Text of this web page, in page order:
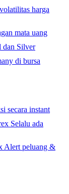
harga
mata uang
dan Silver
di bursa
secara instant
Selalu ada
Alert peluang &